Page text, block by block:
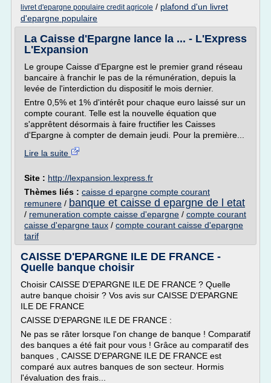
livret d'epargne populaire credit agricole / plafond d'un livret
d'epargne populaire
La Caisse d'Epargne lance la ... - L'Express
L'Expansion
Le groupe Caisse d'Epargne est le premier grand réseau
bancaire à franchir le pas de la rémunération, depuis la
levée de l'interdiction du dispositif le mois dernier.
Entre 0,5% et 1% d'intérêt pour chaque euro laissé sur un
compte courant. Telle est la nouvelle équation que
s'apprêtent désormais à faire fructifier les Caisses
d'Epargne à compter de demain jeudi. Pour la première...
Lire la suite
Site : http://lexpansion.lexpress.fr
Thèmes liés : caisse d epargne compte courant
remunere / banque et caisse d epargne de l etat
/ remuneration compte caisse d'epargne / compte courant
caisse d'epargne taux / compte courant caisse d'epargne
tarif
CAISSE D'EPARGNE ILE DE FRANCE -
Quelle banque choisir
Choisir CAISSE D'EPARGNE ILE DE FRANCE ? Quelle
autre banque choisir ? Vos avis sur CAISSE D'EPARGNE
ILE DE FRANCE
CAISSE D'EPARGNE ILE DE FRANCE :
Ne pas se râter lorsque l'on change de banque ! Comparatif
des banques a été fait pour vous ! Grâce au comparatif des
banques , CAISSE D'EPARGNE ILE DE FRANCE est
comparé aux autres banques de son secteur. Hormis
l'évaluation des frais...